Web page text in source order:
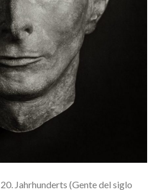
Jahrhunderts (Gente del siglo